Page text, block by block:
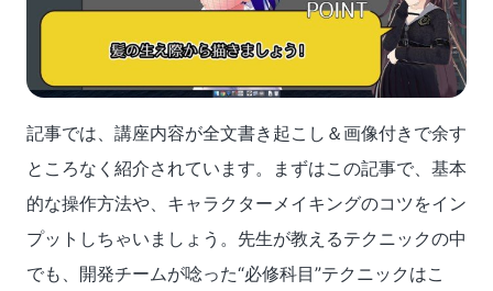
記事では、講座内容が全文書き起こし＆画像付きで余す
ところなく紹介されています。まずはこの記事で、基本
的な操作方法や、キャラクターメイキングのコツをイン
プットしちゃいましょう。先生が教えるテクニックの中
でも、開発チームが唸った“必修科目”テクニックはこ